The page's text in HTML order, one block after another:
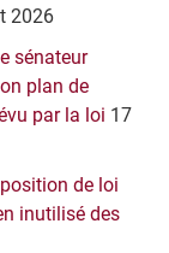
2026
sénateur
plan de
par la loi 17
de loi
inutilisé des